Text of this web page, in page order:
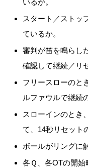
いるか。
スタート／ストッ
ているか。
審判が笛を鳴らし
確認して継続／リ
フリースローのと
ルファウルで継続
スローインのとき
て、14秒リセット
ボールがリングに
各Ｑ、各OTの開始